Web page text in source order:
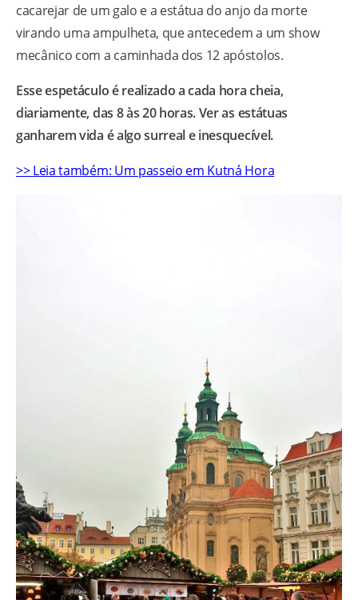
cacarejar de um galo e a estátua do anjo da morte
virando uma ampulheta, que antecedem a um show
mecânico com a caminhada dos 12 apóstolos.
Esse espetáculo é realizado a cada hora cheia,
diariamente, das 8 às 20 horas. Ver as estátuas
ganharem vida é algo surreal e inesquecível.
>> Leia também: Um passeio em Kutná Hora